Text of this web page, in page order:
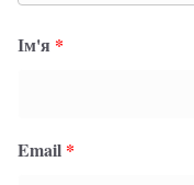
Ім'я *
Email *